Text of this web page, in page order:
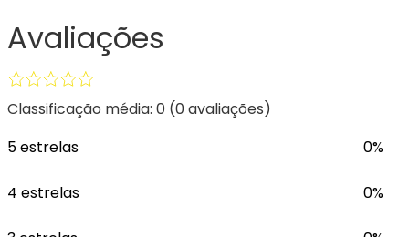
Avaliações
Classificação média: 0 (0 avaliações)
5 estrelas
0%
4 estrelas 0%